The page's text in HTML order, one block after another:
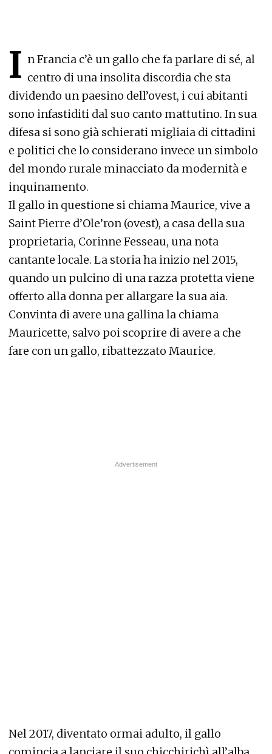
I n Francia c’è un gallo che fa parlare di sé, al
centro di una insolita discordia che sta
dividendo un paesino dell’ovest, i cui abitanti
sono infastiditi dal suo canto mattutino. In sua
difesa si sono già schierati migliaia di cittadini
e politici che lo considerano invece un simbolo
del mondo rurale minacciato da modernità e
inquinamento.
Il gallo in questione si chiama Maurice, vive a
Saint Pierre d’Ole’ron (ovest), a casa della sua
proprietaria, Corinne Fesseau, una nota
cantante locale. La storia ha inizio nel 2015,
quando un pulcino di una razza protetta viene
offerto alla donna per allargare la sua aia.
Convinta di avere una gallina la chiama
Mauricette, salvo poi scoprire di avere a che
fare con un gallo, ribattezzato Maurice.
Nel 2017, diventato ormai adulto, il gallo